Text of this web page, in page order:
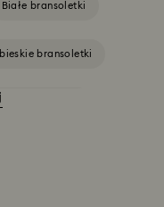
Białe bransoletki
bransoletki
bransoletki